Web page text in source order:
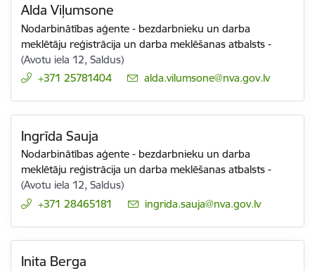
Alda Viļumsone
Nodarbinātības aģente - bezdarbnieku un darba
meklētāju reģistrācija un darba meklēšanas atbalsts -
(Avotu iela 12, Saldus)
+371 25781404
E-pasts:
alda.vilumsone@nva.gov.lv
Ingrīda Sauja
Nodarbinātības aģente - bezdarbnieku un darba
meklētāju reģistrācija un darba meklēšanas atbalsts -
(Avotu iela 12, Saldus)
+371 28465181
E-pasts:
ingrida.sauja@nva.gov.lv
Inita Berga